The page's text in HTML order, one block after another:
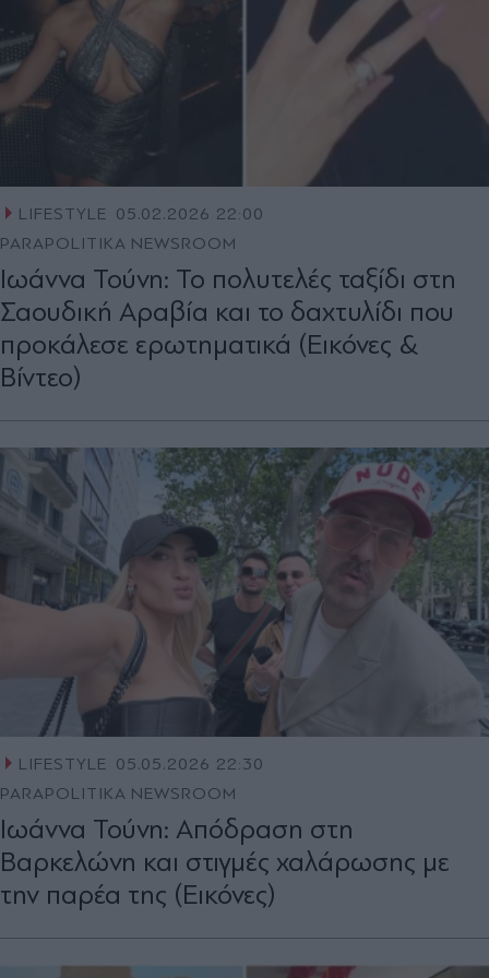
LIFESTYLE 05.02.2026 22:00
PARAPOLITIKA NEWSROOM
Ιωάννα Τούνη: Το πολυτελές ταξίδι στη
Σαουδική Αραβία και το δαχτυλίδι που
προκάλεσε ερωτηματικά (Εικόνες &
Βίντεο)
LIFESTYLE
05.05.2026 22:30
PARAPOLITIKA NEWSROOM
Ιωάννα Τούνη: Απόδραση στη
Βαρκελώνη και στιγμές χαλάρωσης με
την παρέα της (Εικόνες)